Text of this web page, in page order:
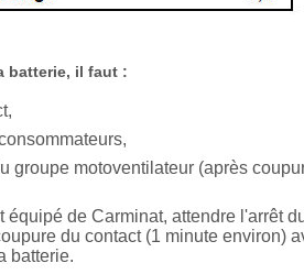
batterie, il faut :
groupe motoventilateur (après
équipé de Carminat, attendre l'arrêt
du contact (1 minute environ)
batterie.